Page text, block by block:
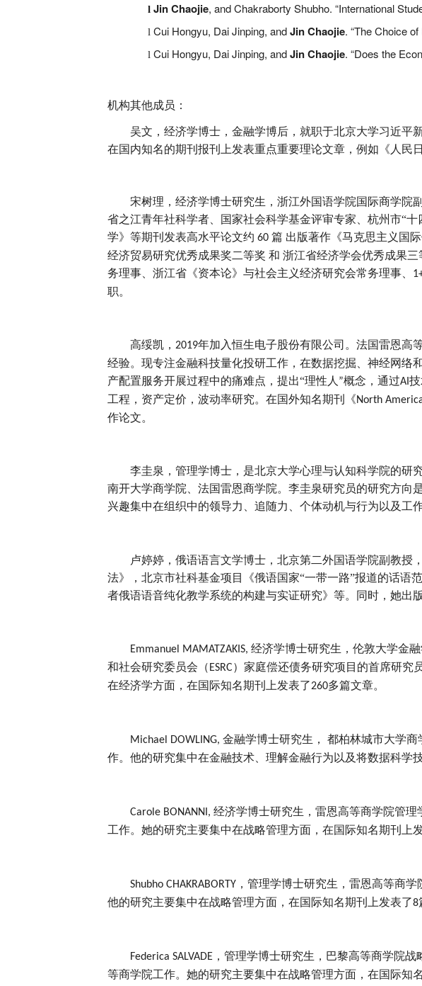
l Jin Chaojie, and Chakraborty Shubho. “International
l Cui Hongyu, Dai Jinping, andJin Chaojie. “The Choice
l Cui Hongyu, Dai Jinping, andJin Chaojie. “Does the
机构其他成员：
吴文，经济学博士，金融学博后，就职于北京大学习近平
在国内知名的期刊报刊上发表重点重要理论文章，例如《人民
宋树理 ，经济学博士研究生，浙江外国语学院国际商学院
省之江青年社科学者、国家社会科学基金评审专家、杭州市“
学》等期刊发表高水平论文约 60 篇 出版著作《马克思主义国
经济贸易研究优秀成果奖二等奖 和 浙江省经济学会优秀成果
务理事、浙江省《资本论》与社会主义经济研究会常务理事、
职。
高绥凯 ， 2019年加入恒生电子股份有限公司。法国雷恩高
经验。现专注金融科技量化投研工作，在数据挖掘、神经网络
产配置服务开展过程中的痛难点，提出“理性人 ”概念，通过AI
工程，资产定价，波动率研究。在国外知名期刊《North
作论文。
李圭泉 ，管理学博士，是北京大学心理与认知科学院的研
南开大学商学院、法国雷恩商学院。李圭泉研究员的研究方向
兴趣集中在组织中的领导力、追随力、个体动机与行为以及工
卢婷婷，俄语语言文学博士，北京第二外国语学院副教
法》，北京市社科基金项目《俄语国家“一带一路”报道的话语
者俄语语音纯化教学系统的构建与实证研究》等。同时，她出
Emmanuel MAMATZAKIS, 经济学博士研究生，伦敦大学金
和社会研究委员会（ ESRC）家庭偿还债务研究项目的首席研究
在经济学方面，在国际知名期刊上发表了260多篇文章。
Michael DOWLING, 金融学博士研究生， 都柏林城市大学
作。他的研究集中在金融技术、理解金融行为以及将数据科学
Carole BONANNI, 经济学博士研究生，雷恩高等商学院管
工作。她的研究主要集中在战略管理方面，在国际知名期刊上
Shubho CHAKRABORTY ，管理学博士研究生，雷恩高等商
他的研究主要集中在战略管理方面，在国际知名期刊上发表了8
Federica SALVADE ，管理学博士研究生，巴黎高等商学院
等商学院工作。她的研究主要集中在战略管理方面，在国际知